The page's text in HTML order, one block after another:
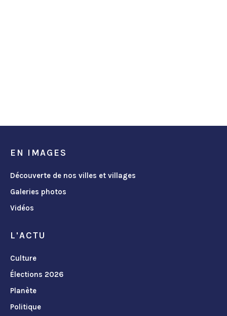
EN IMAGES
Découverte de nos villes et villages
Galeries photos
Vidéos
L'ACTU
Culture
Élections 2026
Planète
Politique